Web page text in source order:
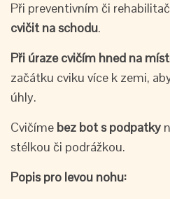
Při preventivním či
cvičit na schodu.
Při úraze cvičím hned na
začátku cviku více k zemi,
úhly.
Cvičíme bez bot s podpatky
stélkou či podrážkou.
Popis pro levou nohu: